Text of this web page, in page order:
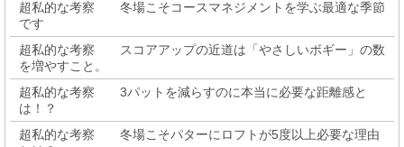
超私的な考察 冬場こそコースマネジメントを学ぶ最適な季節
です
超私的な考察 スコアアップの近道は「やさしいボギー」の数
を増やすこと。
超私的な考察 3パットを減らすのに本当に必要な距離感と
は！？
超私的な考察 冬場こそパターにロフトが5度以上必要な理由